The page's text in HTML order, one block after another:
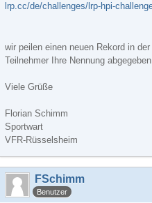
lrp.cc/de/challenges/lrp-hpi-
wir peilen einen neuen Rekord in
Teilnehmer Ihre Nennung
Viele Grüße
Florian Schimm
Sportwart
VFR-Rüsselsheim
FSchimm
Benutzer